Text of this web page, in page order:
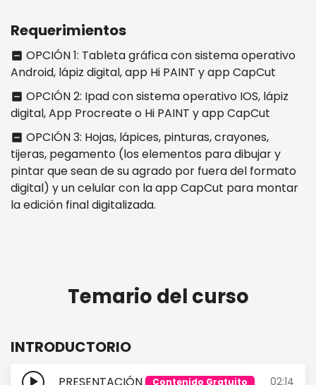
Requerimientos
indeterminate_check_box OPCIÓN 1: Tableta gráfica con sistema operativo
Android, lápiz digital, app Hi PAINT y app CapCut
indeterminate_check_box OPCIÓN 2: Ipad con sistema operativo IOS, lápiz
digital, App Procreate o Hi PAINT y app CapCut
indeterminate_check_box OPCIÓN 3: Hojas, lápices, pinturas, crayones,
tijeras, pegamento (los elementos para dibujar y
pintar que sean de su agrado por fuera del formato
digital) y un celular con la app CapCut para montar
la edición final digitalizada.
Temario del curso
INTRODUCTORIO
PRESENTACIÓN Contenido Gratuito 02:14